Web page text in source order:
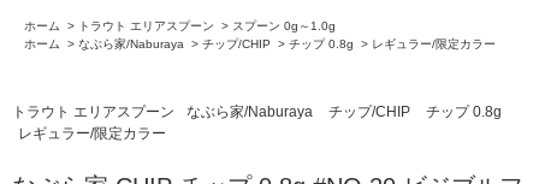
ホーム > トラウト エリアスプーン > スプーン 0g～1.0g
ホーム
> なぶら家/Naburaya > チップ/CHIP > チップ 0.8g > レギュラー/限定カラー
トラウト エリアスプーン なぶら家/Naburaya チップ/CHIP
チップ 0.8g
レギュラー/限定カラー